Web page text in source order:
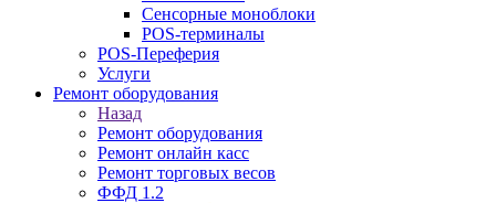
Сенсорные моноблоки
POS-терминалы
POS-Переферия
Услуги
Ремонт оборудования
Назад
Ремонт оборудования
Ремонт онлайн касс
Ремонт торговых весов
ФФД 1.2